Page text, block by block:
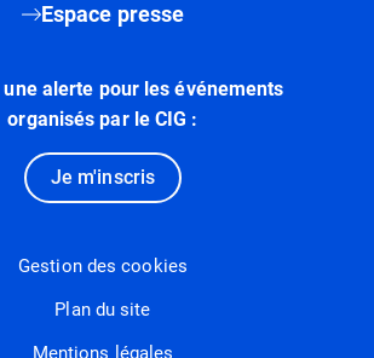
Espace presse
une alerte pour les événements
organisés par le CIG :
Je m'inscris
Gestion des cookies
Plan du site
Mentions légales